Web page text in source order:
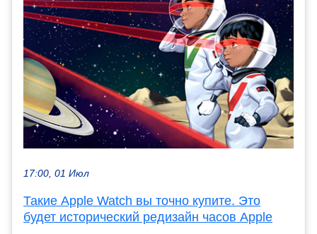
17:00, 01 Июл
Такие Apple Watch вы точно купите. Это
будет исторический редизайн часов Apple